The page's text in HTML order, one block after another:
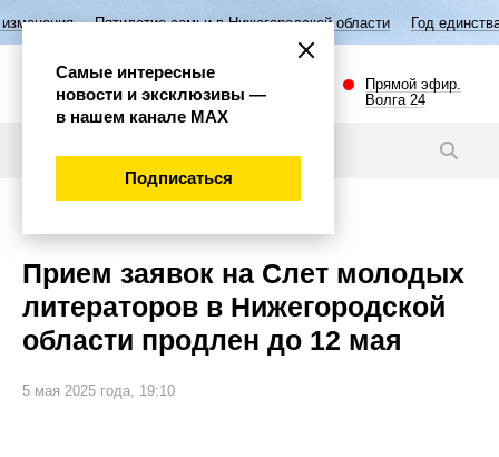
семьи в Нижегородской области Год единства народов
Прямой эфир.
Волга 24
Прием заявок на Слет молодых
литераторов в Нижегородской
области продлен до 12 мая
5 мая 2025 года, 19:10
Самые интересные
новости и эксклюзивы —
в нашем канале МАХ
Подписаться